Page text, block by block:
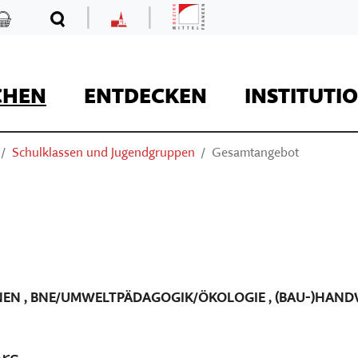
Kaufladen | | Mittelfranken
ENTDECKEN
Kaufladen
Schulklassen und Jugendgruppen Gesamtangebot
, BNE/UMWELTPÄDAGOGIK/ÖKOLOGIE,(BAU-